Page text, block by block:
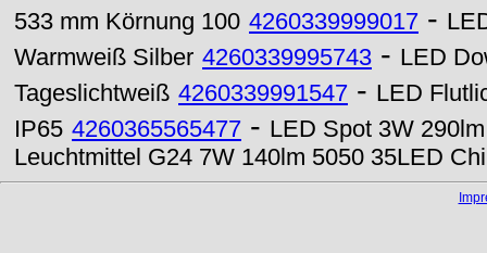
533 mm Körnung 100 4260339999017 -
Warmweiß Silber 4260339995743 - LED
Tageslichtweiß 4260339991547 - LED
IP65 4260365565477 - LED Spot 3W
Leuchtmittel G24 7W 140lm 5050 35LED